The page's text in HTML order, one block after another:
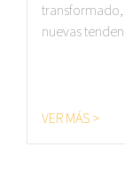
transformado,
nuevas
VER MÁS >